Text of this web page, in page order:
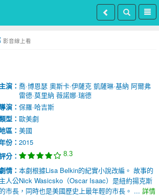
影音線上看
演： 喬·博恩瑟 奧斯卡·伊薩克 凱薩琳·基納 阿爾弗
雷德·莫里納 薇諾娜·瑞德
演： 保羅·哈吉斯
型： 歐美劇
區： 美國
份： 2015
分：
8.3
劇情： 本劇根據Lisa Belkin的紀實小說改編。 故事的
主人公Nick Wasicsko（Oscar Isaac）是紐約揚克斯
的市長，同時也是美國歷史上最年輕的市長。 ... 詳情